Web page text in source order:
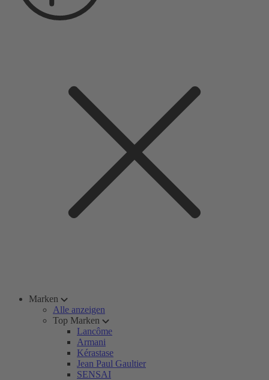
Marken
Alle anzeigen
Top Marken
Lancôme
Armani
Kérastase
Jean Paul Gaultier
SENSAI